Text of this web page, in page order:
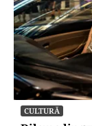
CULTURĂ